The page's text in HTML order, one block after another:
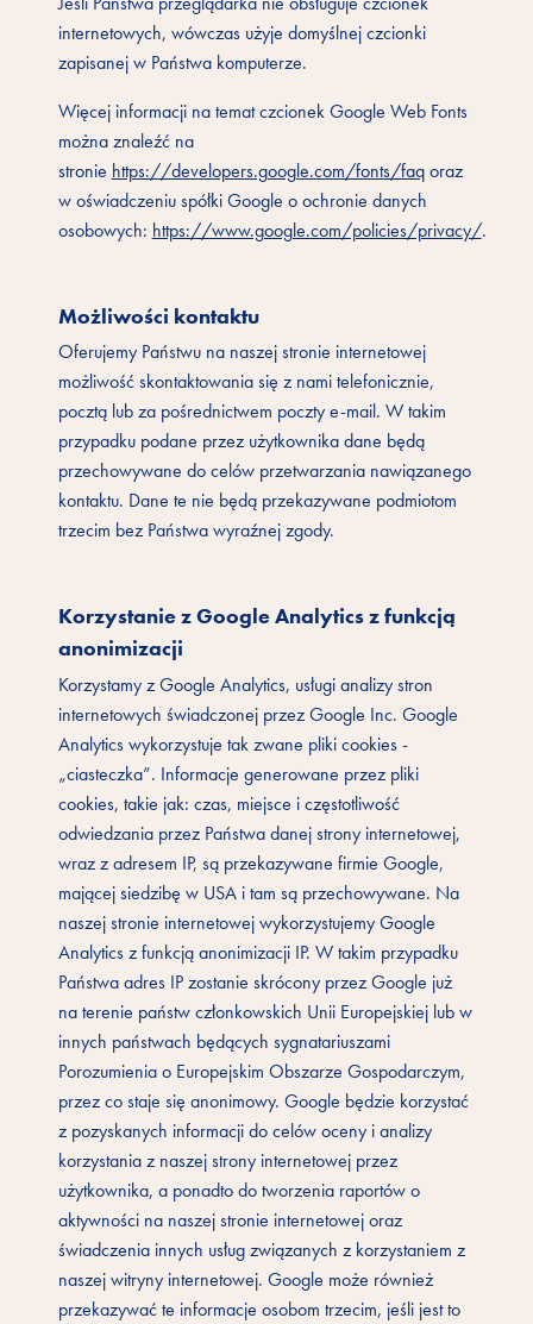
internetowych, wówczas użyje domyślnej czcionki
zapisanej w Państwa komputerze.
Więcej informacji na temat czcionek Google Web Fonts
można znaleźć na
stronie https://developers.google.com/fonts/faqoraz
w oświadczeniu spółki Google o ochronie danych
osobowych: https://www.google.com/policies/privacy/.
Możliwości kontaktu
Oferujemy Państwu na naszej stronie internetowej
możliwość skontaktowania się z nami telefonicznie,
pocztą lub za pośrednictwem poczty e-mail. W takim
przypadku podane przez użytkownika dane będą
przechowywane do celów przetwarzania nawiązanego
kontaktu. Dane te nie będą przekazywane podmiotom
trzecim bez Państwa wyraźnej zgody.
Korzystanie z Google Analytics z funkcją
anonimizacji
Korzystamy z Google Analytics, usługi analizy stron
internetowych świadczonej przez Google Inc. Google
Analytics wykorzystuje tak zwane pliki cookies -
„ciasteczka”. Informacje generowane przez pliki
cookies, takie jak: czas, miejsce i częstotliwość
odwiedzania przez Państwa danej strony internetowej,
wraz z adresem IP, są przekazywane firmie Google,
mającej siedzibę w USA i tam są przechowywane. Na
naszej stronie internetowej wykorzystujemy Google
Analytics z funkcją anonimizacji IP. W takim przypadku
Państwa adres IP zostanie skrócony przez Google już
na terenie państw członkowskich Unii Europejskiej lub w
innych państwach będących sygnatariuszami
Porozumienia o Europejskim Obszarze Gospodarczym,
przez co staje się anonimowy. Google będzie korzystać
z pozyskanych informacji do celów oceny i analizy
korzystania z naszej strony internetowej przez
użytkownika, a ponadto do tworzenia raportów o
aktywności na naszej stronie internetowej oraz
świadczenia innych usług związanych z korzystaniem z
naszej witryny internetowej. Google może również
przekazywać te informacje osobom trzecim, jeśli jest to